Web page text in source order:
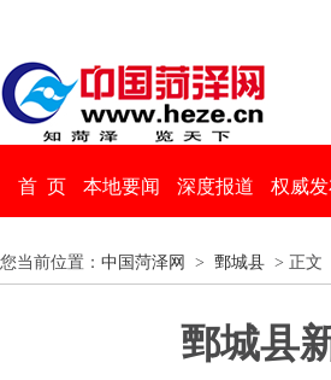
首 页 本地要闻 深度报道 权威
您当前位置： 中国菏泽网 > 鄄城县 > 正文
鄄城县